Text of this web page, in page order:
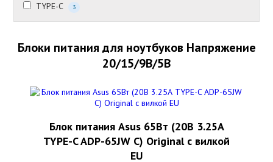
TYPE-C 3
Блоки питания для ноутбуков Напряжение
20/15/9В/5В
Блок питания Asus 65Вт (20В 3.25А
TYPE-C ADP-65JW C) Original с вилкой
EU